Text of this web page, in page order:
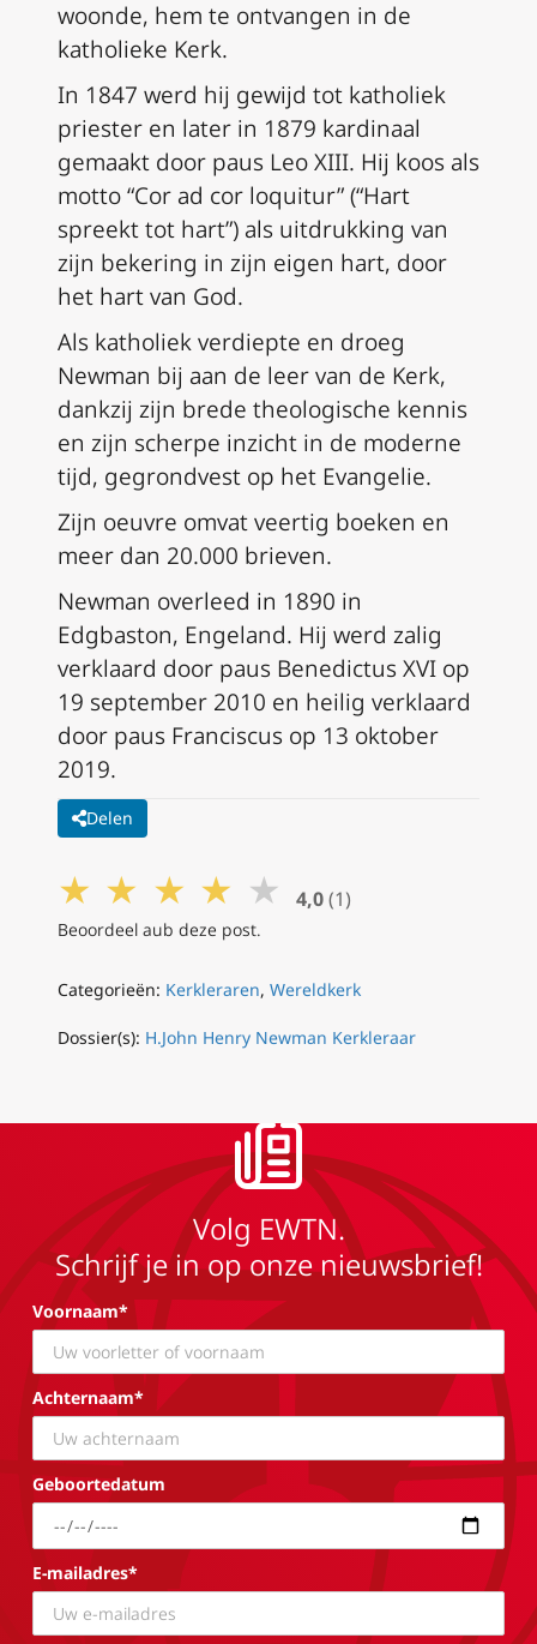
woonde, hem te ontvangen in de
katholieke Kerk.
In 1847 werd hij gewijd tot katholiek
priester en later in 1879 kardinaal
gemaakt door paus Leo XIII. Hij koos als
motto “Cor ad cor loquitur” (“Hart
spreekt tot hart”) als uitdrukking van
zijn bekering in zijn eigen hart, door
het hart van God.
Als katholiek verdiepte en droeg
Newman bij aan de leer van de Kerk,
dankzij zijn brede theologische kennis
en zijn scherpe inzicht in de moderne
tijd, gegrondvest op het Evangelie.
Zijn oeuvre omvat veertig boeken en
meer dan 20.000 brieven.
Newman overleed in 1890 in
Edgbaston, Engeland. Hij werd zalig
verklaard door paus Benedictus XVI op
19 september 2010 en heilig verklaard
door paus Franciscus op 13 oktober
2019.
Delen
★ ★ ★ ★ ★ 4,0 (1)
Beoordeel aub deze post.
Categorieën: Kerkleraren, Wereldkerk
Dossier(s): H.John Henry Newman Kerkleraar
Volg EWTN.
Schrijf je in op onze nieuwsbrief!
Voornaam*
Achternaam*
Geboortedatum
E-mailadres*